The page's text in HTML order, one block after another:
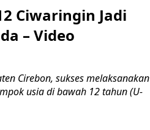
Ciwaringin Jadi
– Video
Cirebon, sukses melaksanakan
usia di bawah 12 tahun (U-